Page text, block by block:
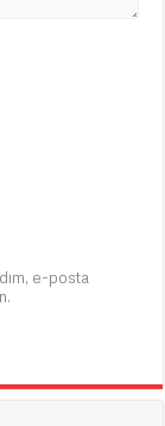
e-posta